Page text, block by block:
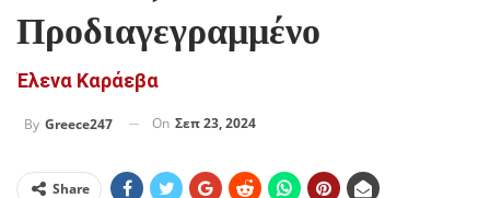
Προδιαγεγραμμένο
Έλενα Καράεβα
By Greece247 On Σεπ 23, 2024
Share